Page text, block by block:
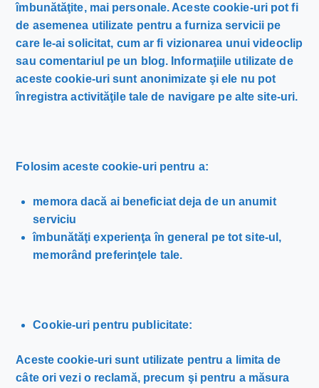
îmbunătăţite, mai personale. Aceste cookie-uri pot fi
de asemenea utilizate pentru a furniza servicii pe
care le-ai solicitat, cum ar fi vizionarea unui videoclip
sau comentariul pe un blog. Informaţiile utilizate de
aceste cookie-uri sunt anonimizate şi ele nu pot
înregistra activităţile tale de navigare pe alte site-uri.
Folosim aceste cookie-uri pentru a:
memora dacă ai beneficiat deja de un anumit
serviciu
îmbunătăţi experienţa în general pe tot site-ul,
memorând preferinţele tale.
Cookie-uri pentru publicitate:
Aceste cookie-uri sunt utilizate pentru a limita de
câte ori vezi o reclamă, precum şi pentru a măsura